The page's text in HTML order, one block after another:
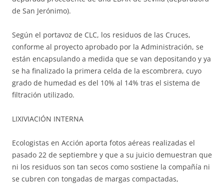
de San Jerónimo).
Según el portavoz de CLC, los residuos de las Cruces,
conforme al proyecto aprobado por la Administración, se
están encapsulando a medida que se van depositando y ya
se ha finalizado la primera celda de la escombrera, cuyo
grado de humedad es del 10% al 14% tras el sistema de
filtración utilizado.
LIXIVIACIÓN INTERNA
Ecologistas en Acción aporta fotos aéreas realizadas el
pasado 22 de septiembre y que a su juicio demuestran que
ni los residuos son tan secos como sostiene la compañía ni
se cubren con tongadas de margas compactadas,